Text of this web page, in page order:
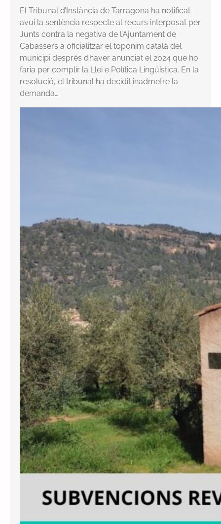
El Tribunal d’Instància de Tarragona ha notificat
avui la sentència respecte al recurs interposat per
Junts contra la negativa de l’Ajuntament de
Cabassers a oficialitzar el topònim català del
municipi després d’haver anunciat el 2024 que ho
faria per complir la Llei e Política Lingüística. En la
resolució, el tribunal ha decidit inadmetre la
demanda…